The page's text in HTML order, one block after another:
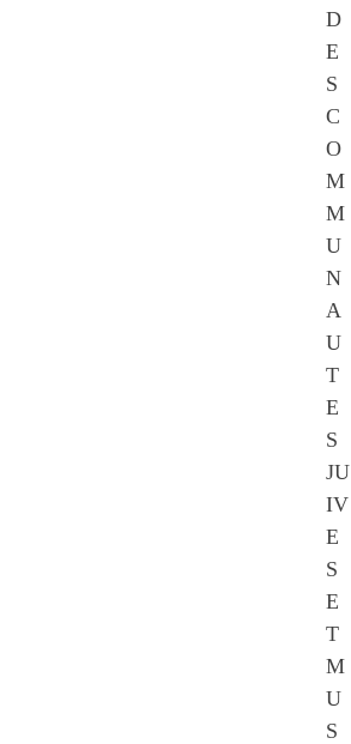
D
E
S
C
O
M
M
U
N
A
U
T
E
S
JU
IV
E
S
E
T
M
U
S